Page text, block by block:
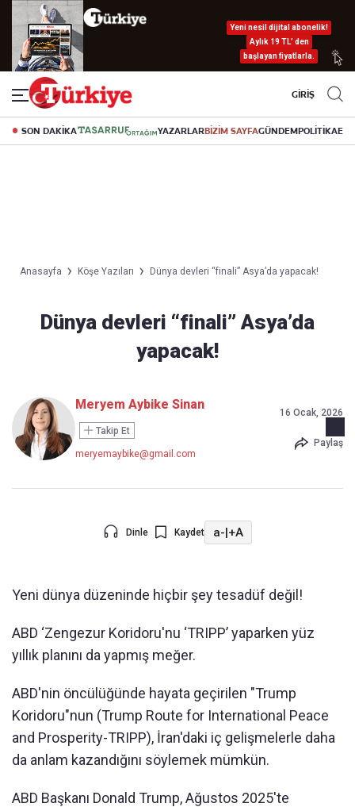
Yeni nesil dijital abonelik!
Aylık 19 TL’ den
başlayan fiyatlarla.
GİRİŞ
SON DAKİKA YAZARLARBİZİM SAYFAGÜNDEMPOLİTİKA
Anasayfa Köşe Yazıları Dünya devleri “finali” Asya’da yapacak!
Dünya devleri “finali” Asya’da
yapacak!
Meryem Aybike Sinan
Takip Et
meryemaybike@gmail.com
16 Ocak, 2026
Paylaş
Dinle Kaydet a-|+A
Yeni dünya düzeninde hiçbir şey tesadüf değil!
ABD ‘Zengezur Koridoru'nu ‘TRIPP’ yaparken yüz
yıllık planını da yapmış meğer.
ABD'nin öncülüğünde hayata geçirilen "Trump
Koridoru"nun (Trump Route for International Peace
and Prosperity-TRIPP), İran'daki iç gelişmelerle daha
da anlam kazandığını söylemek mümkün.
ABD Başkanı Donald Trump, Ağustos 2025'te